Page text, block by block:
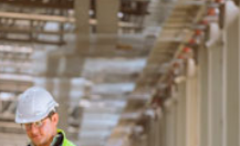
Hamburg
Hessen
Mecklenburg-Vorpommern
Niedersachsen